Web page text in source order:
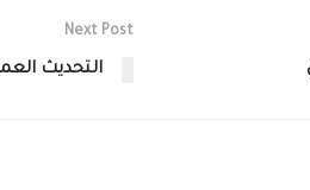
Next Post
التحديث